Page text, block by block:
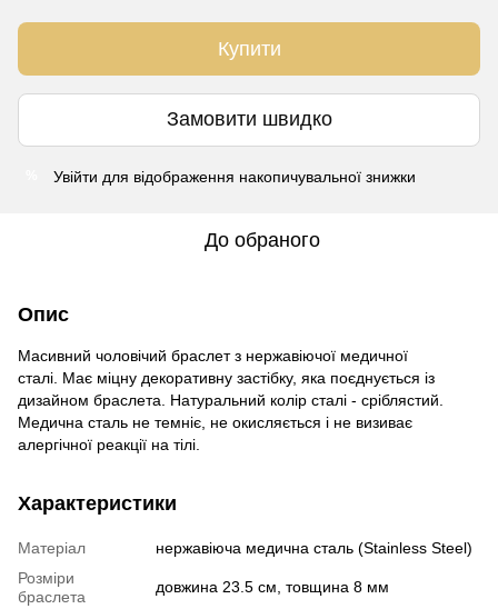
Купити
Замовити швидко
Увійти для відображення накопичувальної знижки
До обраного
Опис
Масивний чоловічий браслет з нержавіючої медичної
сталі. Має міцну декоративну застібку, яка поєднується із
дизайном браслета. Натуральний колір сталі - сріблястий.
Медична сталь не темніє, не окисляється і не визиває
алергічної реакції на тілі.
Характеристики
Матеріал
нержавіюча медична сталь (Stainless Steel)
Розміри
браслета
довжина 23.5 см, товщина 8 мм